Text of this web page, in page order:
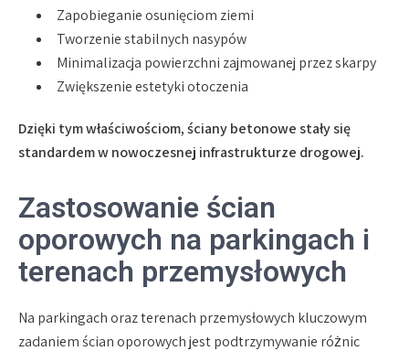
Zapobieganie osunięciom ziemi
Tworzenie stabilnych nasypów
Minimalizacja powierzchni zajmowanej przez skarpy
Zwiększenie estetyki otoczenia
Dzięki tym właściwościom, ściany betonowe stały się
standardem w nowoczesnej infrastrukturze drogowej.
Zastosowanie ścian
oporowych na parkingach i
terenach przemysłowych
Na parkingach oraz terenach przemysłowych kluczowym
zadaniem ścian oporowych jest podtrzymywanie różnic